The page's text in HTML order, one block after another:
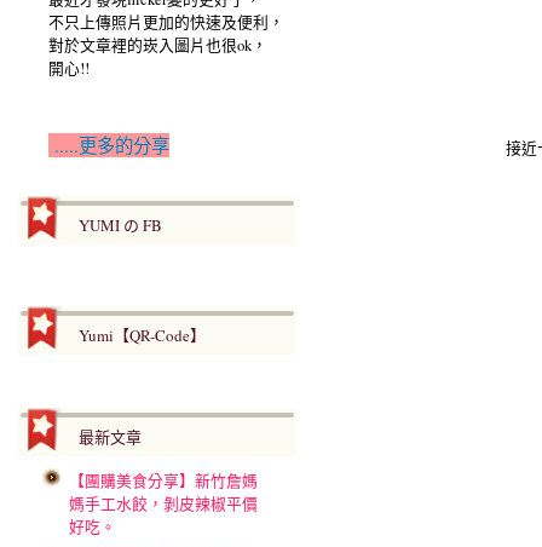
不只上傳照片更加的快速及便利，
對於文章裡的崁入圖片也很ok，
開心!!
.....更多的分享
YUMI の FB
Yumi【QR-Code】
最新文章
【團購美食分享】新竹詹媽
媽手工水餃，剝皮辣椒平價
好吃。
接近